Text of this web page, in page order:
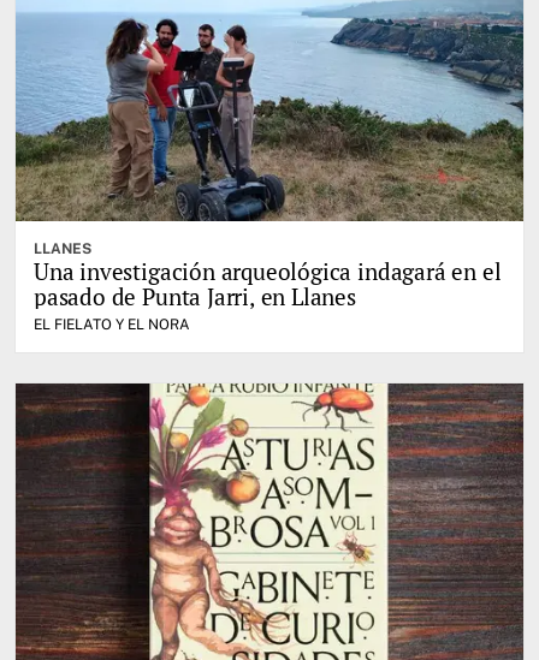
LLANES
Una investigación arqueológica indagará en el
pasado de Punta Jarri, en Llanes
EL FIELATO Y EL NORA